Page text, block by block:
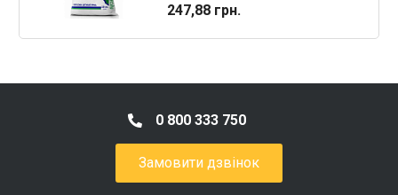
247,88 грн.
0 800 333 750
Замовити дзвінок